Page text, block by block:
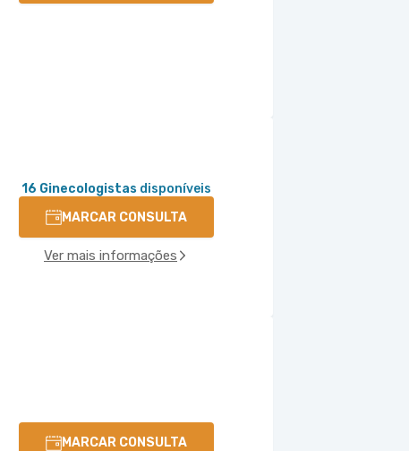
16 Ginecologistas disponíveis
MARCAR CONSULTA
Ver mais informações
MARCAR CONSULTA